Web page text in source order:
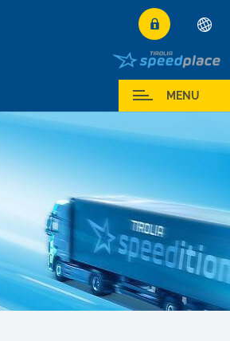
Deutsch
Română
MENU